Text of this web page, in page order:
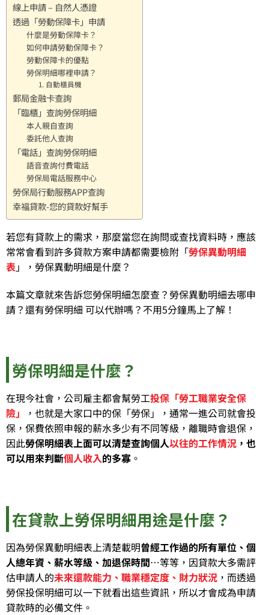
線上申請 – 自然人憑證
透過「勞動保障卡」申請
什麼是勞動保障卡？
如何申請勞動保障卡？
勞動保障卡的優點
勞保明細哪裡申請？
1. 自動櫃員機
郵局金融卡查詢
「臨櫃」查詢勞保明細
本人親自查詢
委託他人查詢
「電話」查詢勞保明細
語音查詢付費電話
勞保局電話服務中心
勞保局行動服務APP查詢
幸福貸款-您的貸款好幫手
若您有貸款上的需求，那麼當您在詢問或查找資料時，應該
常常會看到許多貸款方案申請都需要檢附「勞保異動明細
表」，勞保異動明細是什麼？
本篇文章就來告訴您勞保明細怎麼查？勞保異動明細去哪申
請？還有勞保明細 可以代辦嗎？不用5分鐘馬上了解！
勞保明細是什麼？
在現今社會，公司雇主都會幫勞工投保「勞工職業安全保
險」
，也就是大家口中的保「勞保」，通常一進公司就會投
保，保費依照申報的薪水多少有不同等級，離職時會退保，
因此勞保明細表上面可以清楚查詢個人以往的工作情況 ，也
可以用來判斷個人收入的多寡 。
在貸款上勞保明細用途是什麼？
因為勞保異動明細表上清楚載明曾經工作過的所有單位、個
人總年資、薪水等級、加退保時間…等等，因貸款大多需評
估申請人的未來還款能力、職業穩定度、財力狀況 ，而透過
勞保投保明細可以一下就看出這些資訊，所以才會成為申請
貸款時的必備文件。